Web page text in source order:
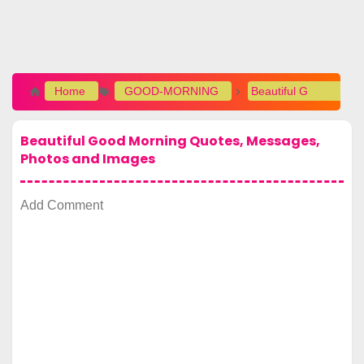
Home GOOD-MORNING Beautiful Good Morning Quotes, Messages, Photos and Images
Beautiful Good Morning Quotes, Messages,
Photos and Images
Add Comment